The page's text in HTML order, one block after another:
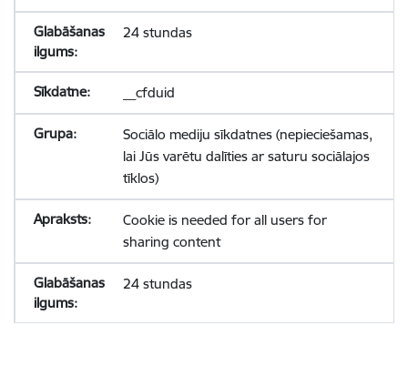
24 stundas
__cfduid
Sociālo mediju sīkdatnes (nepieciešamas,
lai Jūs varētu dalīties ar saturu sociālajos
tīklos)
Cookie is needed for all users for
sharing content
24 stundas